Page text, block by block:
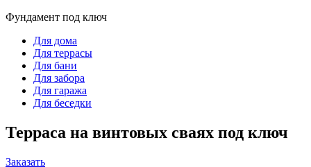
Фундамент под ключ
Для дома
Для террасы
Для бани
Для забора
Для гаража
Для беседки
Терраса на винтовых сваях под ключ
Заказать